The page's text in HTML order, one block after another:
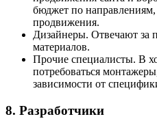
бюджет по
продвижения.
Дизайнеры. Отвечают за
материалов.
Прочие специалисты. В
потребоваться
зависимости от
8. Разработчики